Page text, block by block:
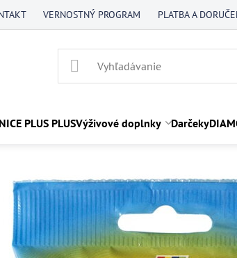
VERNOSTNÝ PROGRAM PLATBA A
PLUS PLUSVýživové doplnky Darčeky